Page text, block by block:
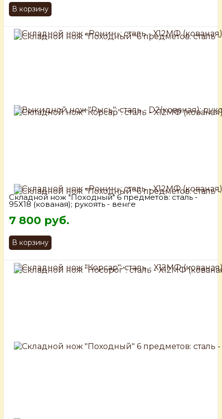
В корзину
Складной нож "Походный" 6 предметов: сталь -
95Х18 (кованая); рукоять - венге
7 800 руб.
В корзину